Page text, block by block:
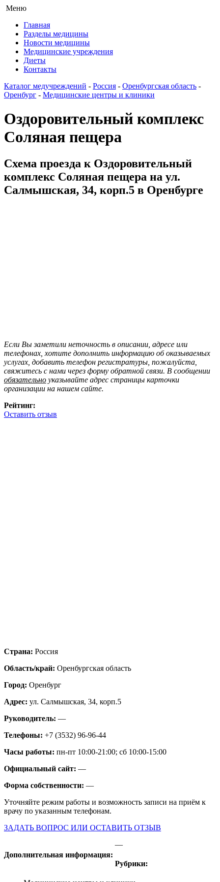
Меню
Главная
Разделы медицины
Новости медицины
Медицинские учреждения
Диеты
Контакты
Каталог медучреждений - Россия - Оренбургская область -
Оренбург - Медицинские центры и клиники
Оздоровительный комплекс
Соляная пещера
Схема проезда к Оздоровительный
комплекс Соляная пещера на ул.
Салмышская, 34, корп.5 в Оренбурге
Если Вы заметили неточность в описании, адресе или
телефонах, хотите дополнить информацию об оказываемых
услугах, добавить телефон регистратуры, пожалуйста,
свяжитесь с нами через форму обратной связи. В сообщении
обязательно указывайте адрес страницы карточки
организации на нашем сайте.
Рейтинг:
Оставить отзыв
Страна: Россия
Область/край: Оренбургская область
Город: Оренбург
Адрес: ул. Салмышская, 34, корп.5
Руководитель: —
Телефоны: +7 (3532) 96-96-44
Часы работы: пн-пт 10:00-21:00; сб 10:00-15:00
Официальный сайт: —
Форма собственности: —
Уточняйте режим работы и возможность записи на приём к
врачу по указанным телефонам.
ЗАДАТЬ ВОПРОС ИЛИ ОСТАВИТЬ ОТЗЫВ
Дополнительная информация:
—
Рубрики: